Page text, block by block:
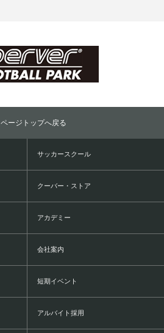
ページトップへ戻る
サッカースクール
クーバー・ストア
アカデミー
会社案内
短期イベント
アルバイト採用